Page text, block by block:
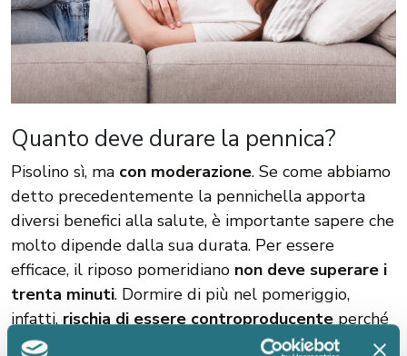
Quanto deve durare la pennica?
Pisolino sì, ma con moderazione. Se come abbiamo
detto precedentemente la pennichella apporta
diversi benefici alla salute, è importante sapere che
molto dipende dalla sua durata. Per essere
efficace, il riposo pomeridiano non deve superare i
trenta minuti. Dormire di più nel pomeriggio,
infatti,rischia di essere controproducenteperché
può alterare il naturale ritmo sonno-veglia e far sì